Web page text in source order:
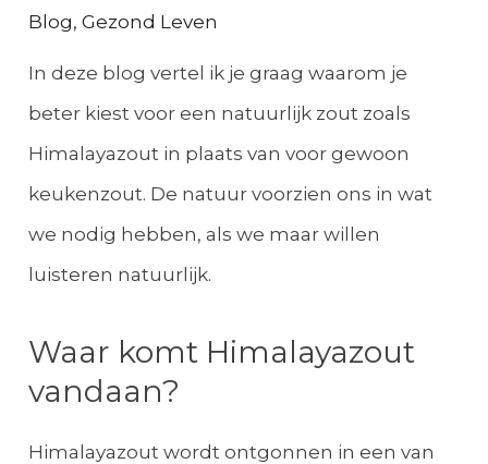
Blog,Gezond Leven
In deze blog vertel ik je graag waarom je
beter kiest voor een natuurlijk zout zoals
Himalayazout in plaats van voor gewoon
keukenzout. De natuur voorzien ons in wat
we nodig hebben, als we maar willen
luisteren natuurlijk.
Waar komt Himalayazout
vandaan?
Himalayazout wordt ontgonnen in een van